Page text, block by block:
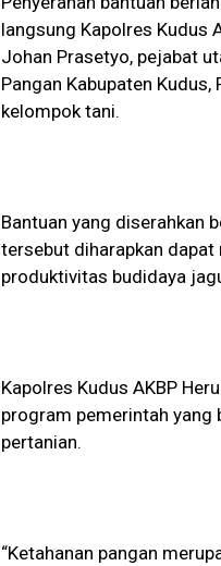
langsung Kapolres Kudus
Johan Prasetyo, pejabat
Pangan Kabupaten
kelompok tani.
Bantuan yang diserahkan
tersebut diharapkan
produktivitas budidaya
Kapolres Kudus AKBP
program pemerintah yang
pertanian.
“Ketahanan pangan